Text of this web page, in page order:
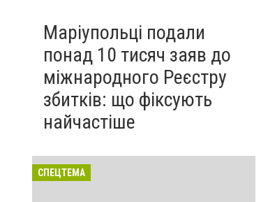
Маріупольці подали
понад 10 тисяч заяв до
міжнародного Реєстру
збитків: що фіксують
найчастіше
СПЕЦТЕМА